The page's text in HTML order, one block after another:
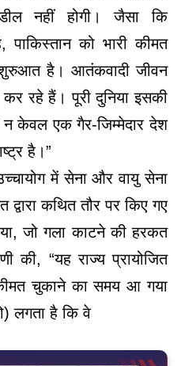
नहीं होगी। जैसा कि
पाकिस्तान को भारी कीमत
है। आतंकवादी जीवन
रहे हैं। पूरी दुनिया इसकी
न केवल एक गैर-जिम्मेदार देश
है।”
में सेना और वायु सेना
कथित तौर पर किए गए
जो गला काटने की हरकत
की, “यह राज्य प्रायोजित
चुकाने का समय आ गया
लगता है कि वे